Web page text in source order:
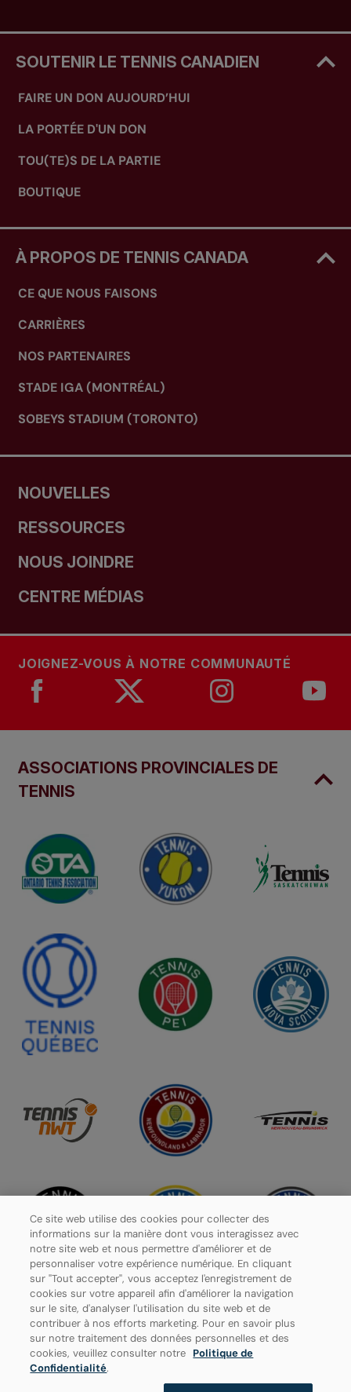
SOUTENIR LE TENNIS CANADIEN
FAIRE UN DON AUJOURD’HUI
LA PORTÉE D'UN DON
TOU(TE)S DE LA PARTIE
BOUTIQUE
À PROPOS DE TENNIS CANADA
CE QUE NOUS FAISONS
CARRIÈRES
NOS PARTENAIRES
STADE IGA (MONTRÉAL)
SOBEYS STADIUM (TORONTO)
NOUVELLES
RESSOURCES
NOUS JOINDRE
CENTRE MÉDIAS
JOIGNEZ-VOUS À NOTRE COMMUNAUTÉ
ASSOCIATIONS PROVINCIALES DE
TENNIS
Politique de confidentialité
Paramètres des cookies
Ce site web utilise des cookies pour collecter des
informations sur la manière dont vous interagissez avec
notre site web et nous permettre d'améliorer et de
personnaliser votre expérience numérique. En cliquant
sur "Tout accepter", vous acceptez l'enregistrement de
cookies sur votre appareil afin d'améliorer la navigation
sur le site, d'analyser l'utilisation du site web et de
contribuer à nos efforts marketing. Pour en savoir plus
sur notre traitement des données personnelles et des
cookies, veuillez consulter notre Politique de
Confidentialité.